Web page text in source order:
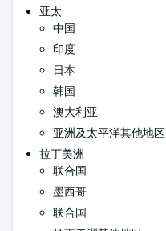
亚太
中国
印度
日本
韩国
澳大利亚
亚洲及太平洋其他地区
拉丁美洲
联合国
墨西哥
联合国